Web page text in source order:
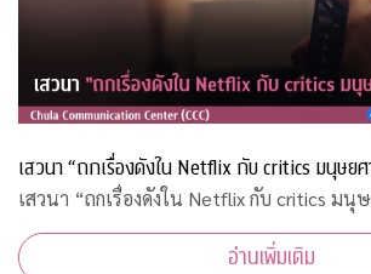
เสวนา “ถกเรื่องดังใน Netflix กับ critics มนุษย
เสวนา “ถกเรื่องดังใน Netflix กับ critics มนุ
อ่านเพิ่มเติม